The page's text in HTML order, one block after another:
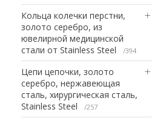
Кольца колечки перстни,
золото серебро, из
ювелирной медицинской
стали от Stainless Steel
394
Цепи цепочки, золото
серебро, нержавеющая
сталь, хирургическая сталь,
Stainless Steel
257